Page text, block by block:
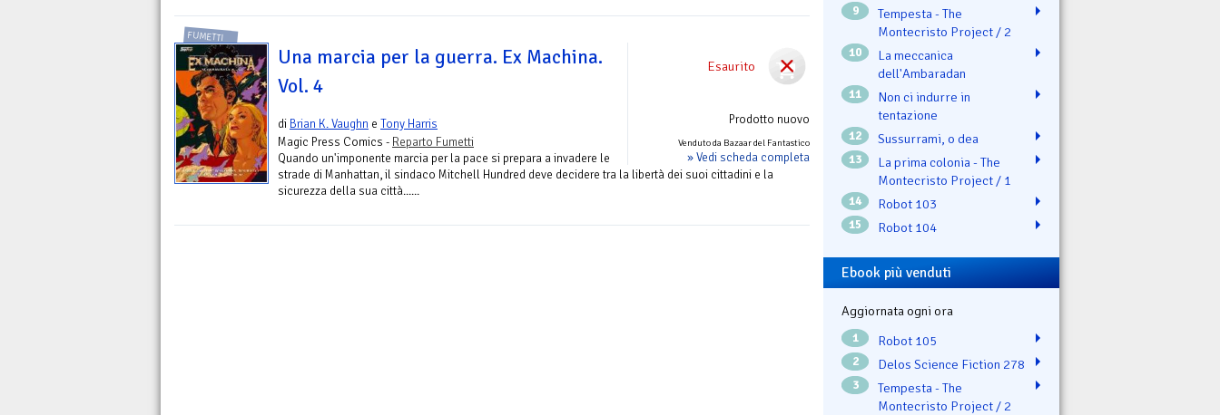
Esaurito
Prodotto nuovo
Venduto da Bazaar del Fantastico
» Vedi scheda completa
FUMETTI
Una marcia per la guerra. Ex Machina.
Vol. 4
di Brian K. Vaughn e Tony Harris
Magic Press Comics - Reparto Fumetti
Quando un'imponente marcia per la pace si prepara a invadere le
strade di Manhattan, il sindaco Mitchell Hundred deve decidere tra la libertà dei suoi cittadini e la
sicurezza della sua città......
9
Tempesta - The
Montecristo Project / 2
10
La meccanica
dell'Ambaradan
11
Non ci indurre in
tentazione
12 Sussurrami, o dea
13
La prima colonia - The
Montecristo Project / 1
14 Robot 103
15 Robot 104
Ebook più venduti
Aggiornata ogni ora
1 Robot 105
2 Delos Science Fiction 278
3
Tempesta - The
Montecristo Project / 2